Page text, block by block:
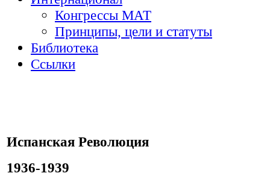
Конгрессы МАТ
Принципы, цели и статуты
Библиотека
Ссылки
Испанская Революция
1936-1939